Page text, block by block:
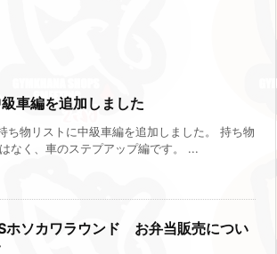
車編を追加しました
ち物リストに中級車編を追加しました。 持ち物
なく、車のステプアップ編です。 ...
ホソカワラウンド お弁当販売につい